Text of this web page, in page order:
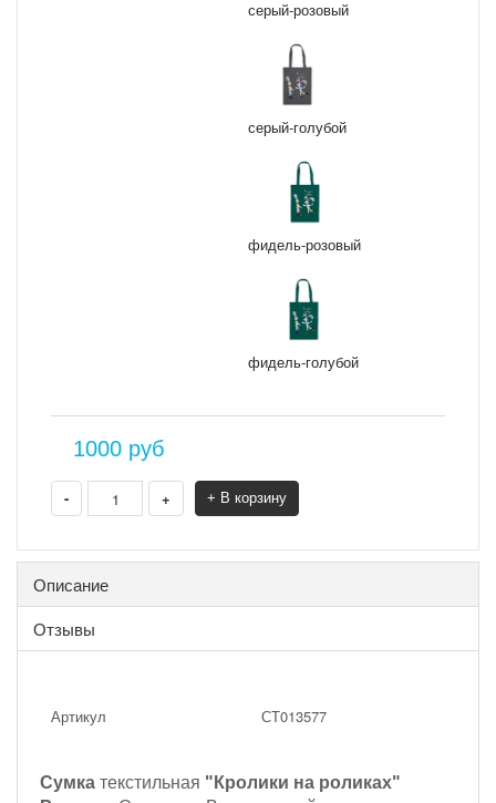
серый-розовый
серый-голубой
фидель-розовый
фидель-голубой
1000 руб
- + + В корзину
Описание
Отзывы
Артикул СТ013577
Сумка текстильная "Кролики на роликах"